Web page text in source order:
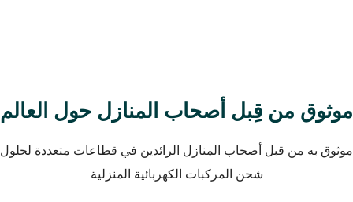
موثوق من قِبل أصحاب المنازل حول العالم
موثوق به من قبل أصحاب المنازل الرائدين في قطاعات متعددة لحلول
شحن المركبات الكهربائية المنزلية